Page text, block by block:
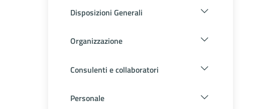
Disposizioni Generali
Organizzazione
Consulenti e collaboratori
Personale